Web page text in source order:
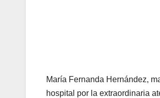
María Fernanda Hernández,
hospital por la extraordinaria